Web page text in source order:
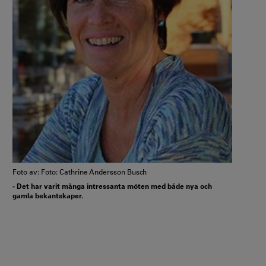
Foto av: Foto: Cathrine Andersson Busch
- Det har varit många intressanta möten med både nya och
gamla bekantskaper.